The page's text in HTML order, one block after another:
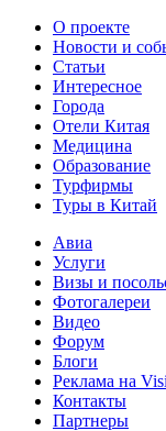
О проекте
Новости и
Статьи
Интересное
Города
Отели Китая
Медицина
Образование
Турфирмы
Туры в Китай
Авиа
Услуги
Визы и
Фотогалереи
Видео
Форум
Блоги
Реклама на
Контакты
Партнеры